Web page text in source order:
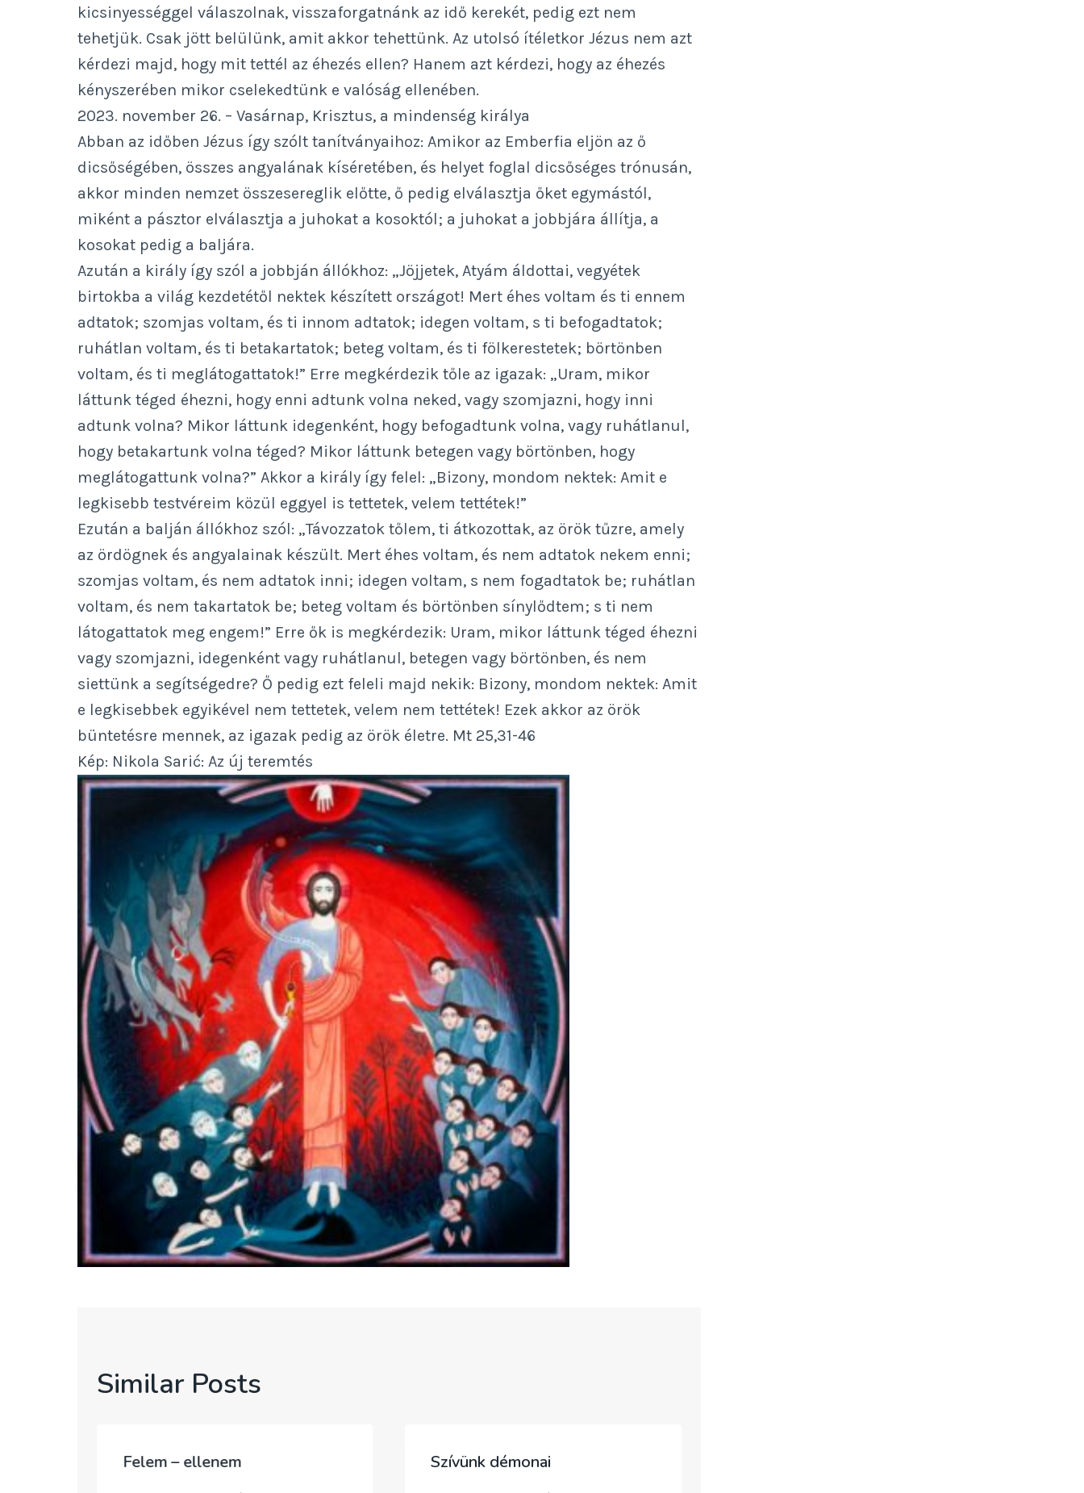
kicsinyességgel válaszolnak, visszaforgatnánk az idő kerekét, pedig ezt nem
tehetjük. Csak jött belülünk, amit akkor tehettünk. Az utolsó ítéletkor Jézus nem azt
kérdezi majd, hogy mit tettél az éhezés ellen? Hanem azt kérdezi, hogy az éhezés
kényszerében mikor cselekedtünk e valóság ellenében.
2023. november 26. – Vasárnap, Krisztus, a mindenség királya
Abban az időben Jézus így szólt tanítványaihoz: Amikor az Emberfia eljön az ő
dicsőségében, összes angyalának kíséretében, és helyet foglal dicsőséges trónusán,
akkor minden nemzet összesereglik előtte, ő pedig elválasztja őket egymástól,
miként a pásztor elválasztja a juhokat a kosoktól; a juhokat a jobbjára állítja, a
kosokat pedig a baljára.
Azután a király így szól a jobbján állókhoz: „Jöjjetek, Atyám áldottai, vegyétek
birtokba a világ kezdetétől nektek készített országot! Mert éhes voltam és ti ennem
adtatok; szomjas voltam, és ti innom adtatok; idegen voltam, s ti befogadtatok;
ruhátlan voltam, és ti betakartatok; beteg voltam, és ti fölkerestetek; börtönben
voltam, és ti meglátogattatok!” Erre megkérdezik tőle az igazak: „Uram, mikor
láttunk téged éhezni, hogy enni adtunk volna neked, vagy szomjazni, hogy inni
adtunk volna? Mikor láttunk idegenként, hogy befogadtunk volna, vagy ruhátlanul,
hogy betakartunk volna téged? Mikor láttunk betegen vagy börtönben, hogy
meglátogattunk volna?” Akkor a király így felel: „Bizony, mondom nektek: Amit e
legkisebb testvéreim közül eggyel is tettetek, velem tettétek!”
Ezután a balján állókhoz szól: „Távozzatok tőlem, ti átkozottak, az örök tűzre, amely
az ördögnek és angyalainak készült. Mert éhes voltam, és nem adtatok nekem enni;
szomjas voltam, és nem adtatok inni; idegen voltam, s nem fogadtatok be; ruhátlan
voltam, és nem takartatok be; beteg voltam és börtönben sínylődtem; s ti nem
látogattatok meg engem!” Erre ők is megkérdezik: Uram, mikor láttunk téged éhezni
vagy szomjazni, idegenként vagy ruhátlanul, betegen vagy börtönben, és nem
siettünk a segítségedre? Ő pedig ezt feleli majd nekik: Bizony, mondom nektek: Amit
e legkisebbek egyikével nem tettetek, velem nem tettétek! Ezek akkor az örök
büntetésre mennek, az igazak pedig az örök életre. Mt 25,31-46
Kép: Nikola Sarić: Az új teremtés
Similar Posts
Felem – ellenem Szívünk démonai